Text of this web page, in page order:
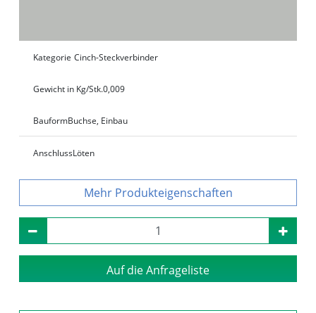
Kategorie Cinch-Steckverbinder
Gewicht in Kg/Stk.0,009
BauformBuchse, Einbau
AnschlussLöten
Produkteigenschaften
Auf die Anfrageliste